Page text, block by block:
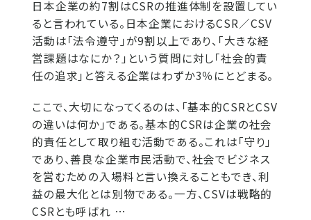
日本企業の約7割はCSRの推進体制を設置してい
ると言われている。日本企業におけるCSR／CSV
活動は「法令遵守」が9割以上であり、「大きな経
営課題はなにか？」という質問に対し「社会的責
任の追求」と答える企業はわずか3％にとどまる。
ここで、大切になってくるのは、「基本的CSRとCSV
の違いは何か」である。基本的CSRは企業の社会
的責任として取り組む活動である。これは「守り」
であり、善良な企業市民活動で、社会でビジネス
を営むための入場料と言い換えることもでき、利
益の最大化とは別物である。一方、CSVは戦略的
CSRとも呼ばれ …